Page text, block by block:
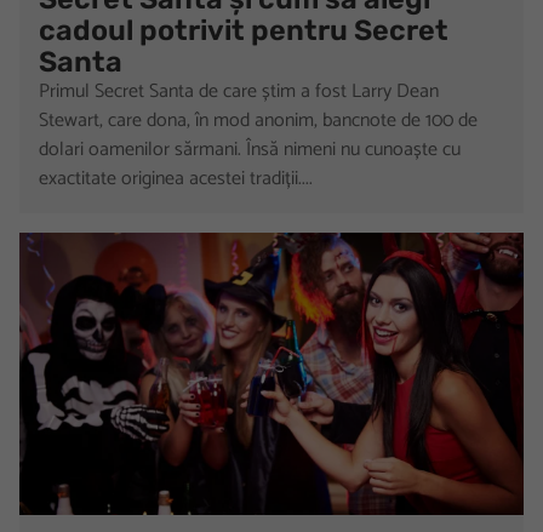
cadoul potrivit pentru Secret
Santa
Primul Secret Santa de care știm a fost Larry Dean
Stewart, care dona, în mod anonim, bancnote de 100 de
dolari oamenilor sărmani. Însă nimeni nu cunoaște cu
exactitate originea acestei tradiții....